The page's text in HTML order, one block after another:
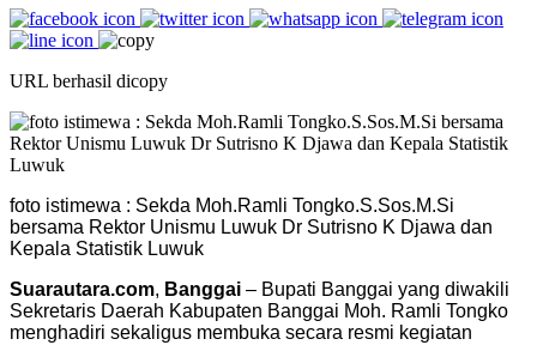
URL berhasil dicopy
foto istimewa : Sekda Moh.Ramli Tongko.S.Sos.M.Si
bersama Rektor Unismu Luwuk Dr Sutrisno K Djawa dan
Kepala Statistik Luwuk
Suarautara.com, Banggai – Bupati Banggai yang diwakili
Sekretaris Daerah Kabupaten Banggai Moh. Ramli Tongko
menghadiri sekaligus membuka secara resmi kegiatan